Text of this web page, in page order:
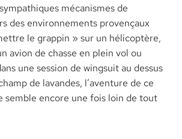
mécanismes de
des environnements provençaux
le grappin » sur un hélicoptère,
avion de chasse en plein vol ou
une session de wingsuit au dessus
de lavandes, l’aventure de ce
semble encore une fois loin de tout